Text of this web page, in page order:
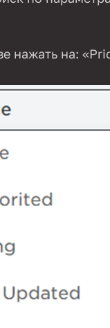
нажать на: